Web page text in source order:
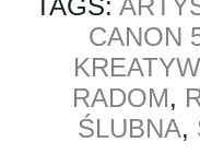
TAGS:
CANON
RADOM,
ŚLUBNA,